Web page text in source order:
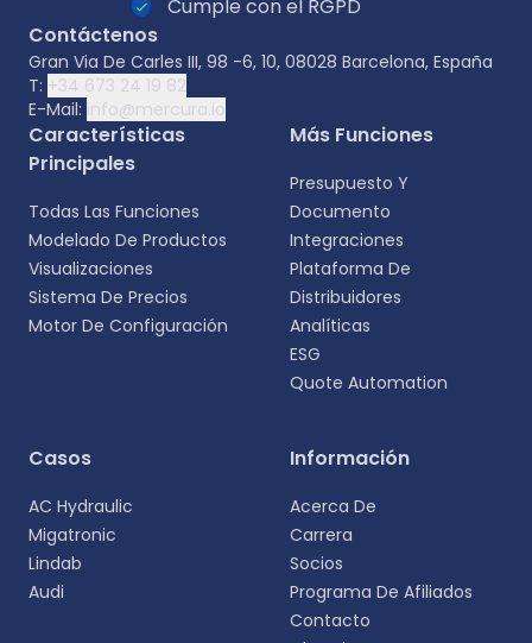
Selecciona tu idioma
más personalizada.
Cumple con el RGPD
Contáctenos
Gran Via De Carles III, 98 -6, 10, 08028 Barcelona, España
T: +34 673 24 19 82
E-Mail: info@mercura.io
Características
Principales
Todas Las Funciones
Modelado De Productos
Visualizaciones
Sistema De Precios
Motor De Configuración
Más Funciones
Presupuesto Y
Documento
Integraciones
Plataforma De
Distribuidores
Analíticas
ESG
Quote Automation
Casos
AC Hydraulic
Migatronic
Lindab
Audi
Información
Acerca De
Carrera
Socios
Programa De Afiliados
Contacto